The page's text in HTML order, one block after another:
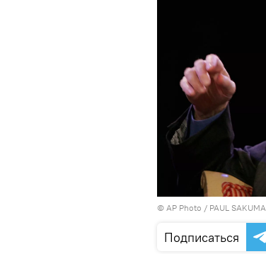
© AP Photo / PAUL SAKUMA
Подписаться